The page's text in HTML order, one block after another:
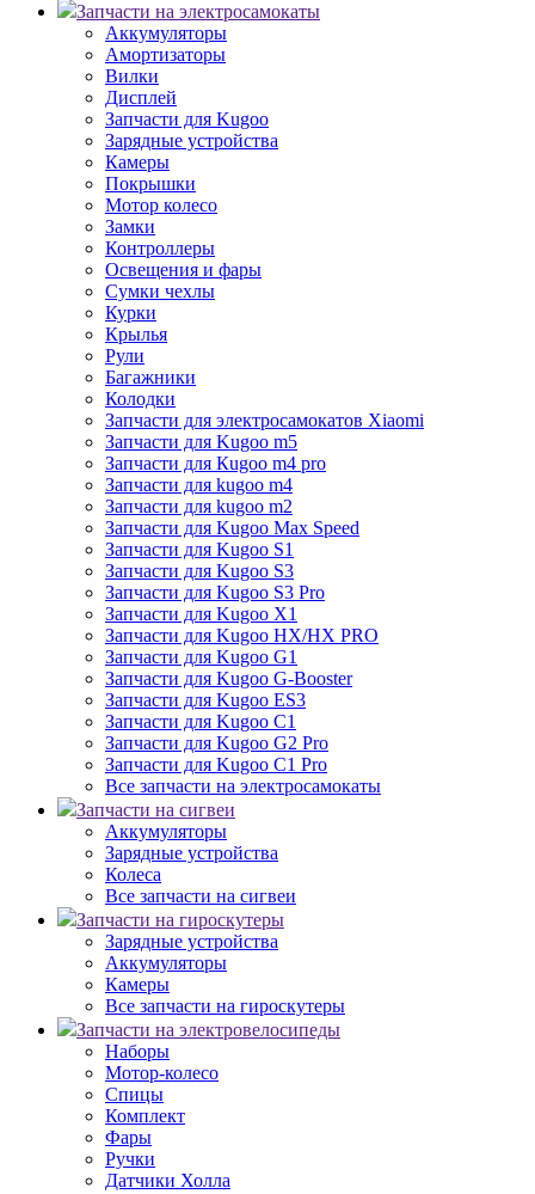
Запчасти на электросамокаты
Аккумуляторы
Амортизаторы
Вилки
Дисплей
Запчасти для Kugoo
Зарядные устройства
Камеры
Покрышки
Мотор колесо
Замки
Контроллеры
Освещения и фары
Сумки чехлы
Курки
Крылья
Рули
Багажники
Колодки
Запчасти для электросамокатов Xiaomi
Запчасти для Kugoo m5
Запчасти для Кugoo m4 pro
Запчасти для kugoo m4
Запчасти для kugoo m2
Запчасти для Kugoo Max Speed
Запчасти для Kugoo S1
Запчасти для Kugoo S3
Запчасти для Kugoo S3 Pro
Запчасти для Kugoo X1
Запчасти для Kugoo HX/HX PRO
Запчасти для Kugoo G1
Запчасти для Kugoo G-Booster
Запчасти для Kugoo ES3
Запчасти для Kugoo C1
Запчасти для Kugoo G2 Pro
Запчасти для Kugoo C1 Pro
Все запчасти на электросамокаты
Запчасти на сигвеи
Аккумуляторы
Зарядные устройства
Колеса
Все запчасти на сигвеи
Запчасти на гироскутеры
Зарядные устройства
Аккумуляторы
Камеры
Все запчасти на гироскутеры
Запчасти на электровелосипеды
Наборы
Мотор-колесо
Спицы
Комплект
Фары
Ручки
Датчики Холла